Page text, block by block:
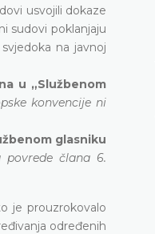
usvojili dokaze
sudovi poklanjaju
na javnoj
u „Službenom
konvencije ni
glasniku
povrede člana 6.
je prouzrokovalo
određenih